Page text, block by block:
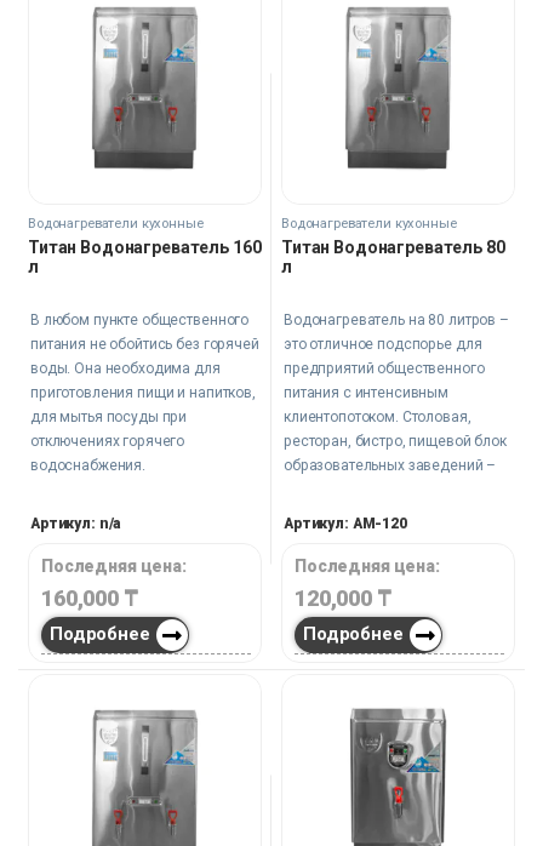
Водонагреватели кухонные
Титан Водонагреватель 160
л
В любом пункте общественного
питания не обойтись без горячей
воды. Она необходима для
приготовления пищи и напитков,
для мытья посуды при
отключениях горячего
водоснабжения.
Артикул: n/a
Последняя цена:
160,000 ₸
Подробнее
Водонагреватели кухонные
Титан Водонагреватель 80
л
Водонагреватель на 80 литров –
это отличное подспорье для
предприятий общественного
питания с интенсивным
клиентопотоком. Столовая,
ресторан, бистро, пищевой блок
образовательных заведений –
большом объеме.
Артикул: AM-120
Последняя цена:
120,000 ₸
Подробнее